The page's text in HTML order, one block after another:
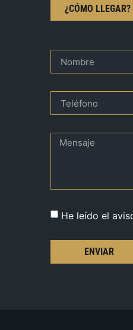
¿CÓMO LLEGAR?
He leído el
ENVIAR